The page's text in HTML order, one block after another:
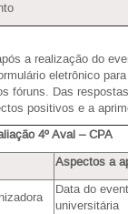
a realização do
eletrônico
fóruns. Das
positivos e a
4º Aval – CPA
Aspectos a
Data do
universitária